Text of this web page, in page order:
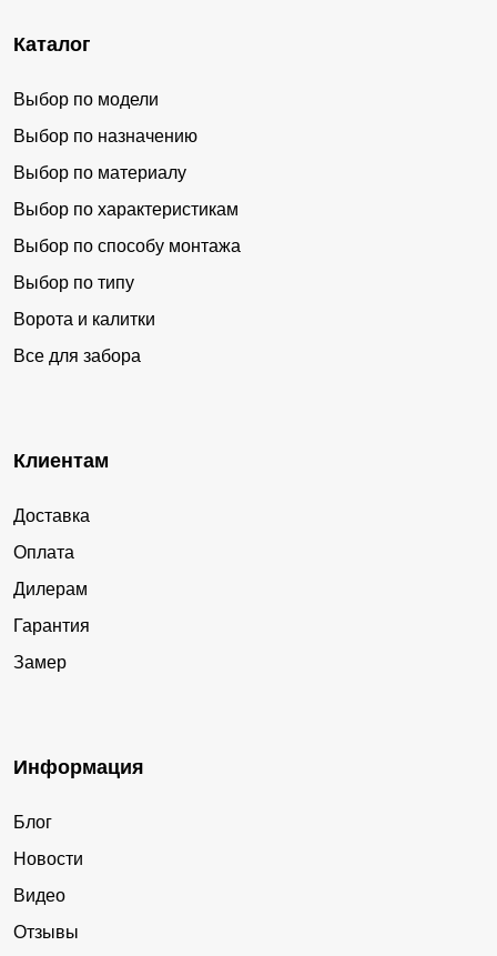
Каталог
Выбор по модели
Выбор по назначению
Выбор по материалу
Выбор по характеристикам
Выбор по способу монтажа
Выбор по типу
Ворота и калитки
Все для забора
Клиентам
Доставка
Оплата
Дилерам
Гарантия
Замер
Информация
Блог
Новости
Видео
Отзывы